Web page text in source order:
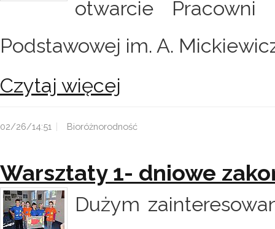
otwarcie Pracowni
Podstawowej im. A.
Czytaj więcej
02/26/14:51 Bioróżnorodność
Warsztaty 1- dniowe
Dużym